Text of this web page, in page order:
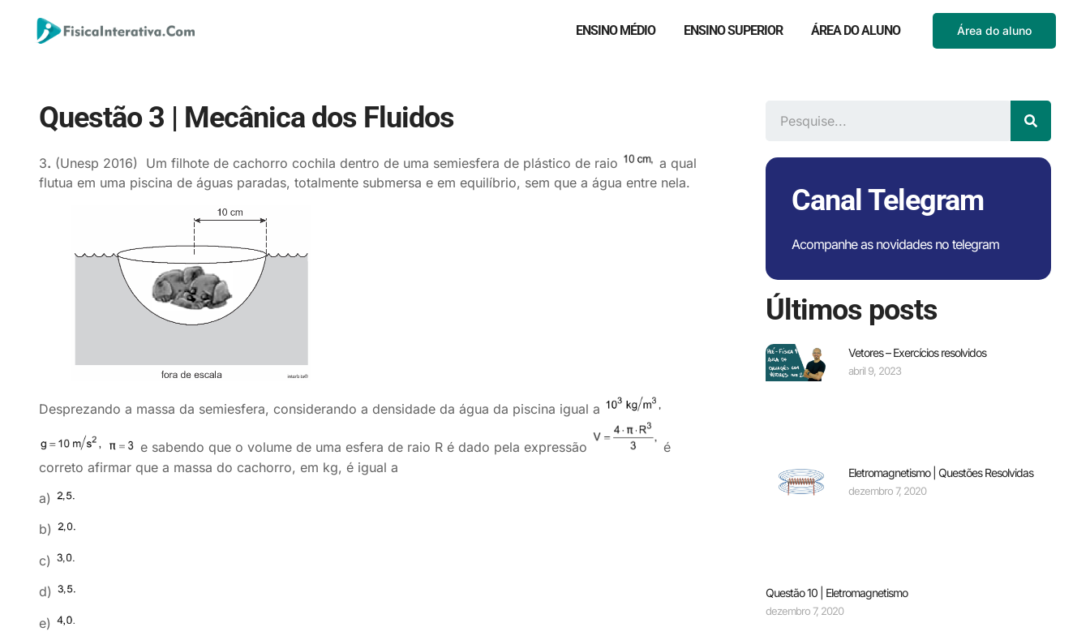
ENSINO MÉDIO ENSINO SUPERIOR ÁREA DO ALUNO Área do aluno
Questão 3 | Mecânica dos Fluidos
3. (Unesp 2016) Um filhote de cachorro cochila dentro de uma semiesfera de plástico de raio
a qual
flutua em uma piscina de águas paradas, totalmente submersa e em equilíbrio, sem que a água entre nela.
Desprezando a massa da semiesfera, considerando a densidade da água da piscina igual a
e sabendo que o volume de uma esfera de raio R é dado pela expressão
é
correto afirmar que a massa do cachorro, em kg, é igual a
a)
b)
c)
d)
e)
Canal Telegram
Acompanhe as novidades no telegram
Últimos posts
Vetores – Exercícios resolvidos
abril 9, 2023
Eletromagnetismo | Questões Resolvidas
dezembro 7, 2020
Questão 10 | Eletromagnetismo
dezembro 7, 2020